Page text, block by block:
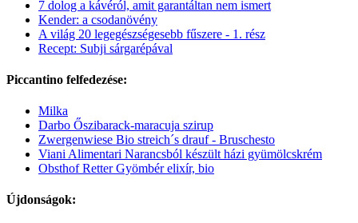
7 dolog a kávéról, amit garantáltan nem ismert
Kender: a csodanövény
A világ 20 legegészségesebb fűszere - 1. rész
Recept: Subji sárgarépával
Piccantino felfedezése:
Milka
Darbo Őszibarack-maracuja szirup
Zwergenwiese Bio streich´s drauf - Bruschesto
Viani Alimentari Narancsból készült házi gyümölcskrém
Obsthof Retter Gyömbér elixír, bio
Újdonságok: